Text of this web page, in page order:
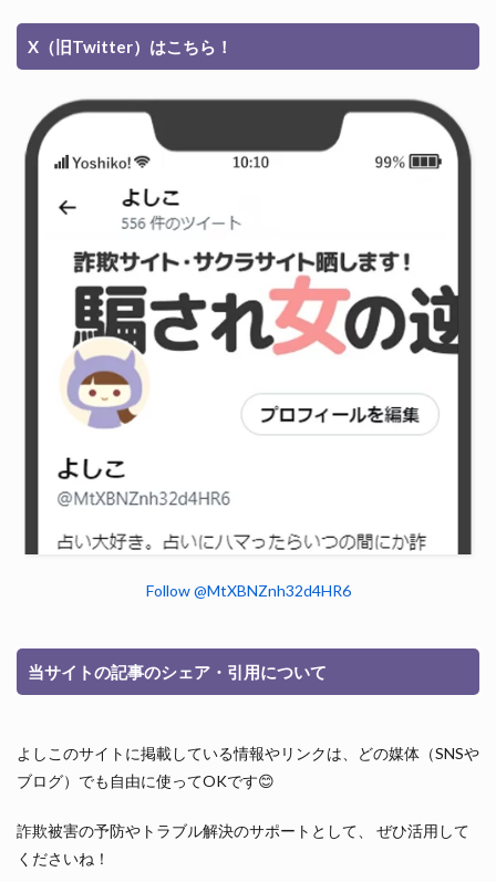
X（旧Twitter）はこちら！
Follow @MtXBNZnh32d4HR6
当サイトの記事のシェア・引用について
よしこのサイトに掲載している情報やリンクは、どの媒体（SNSや
ブログ）でも自由に使ってOKです😊
詐欺被害の予防やトラブル解決のサポートとして、 ぜひ活用して
くださいね！